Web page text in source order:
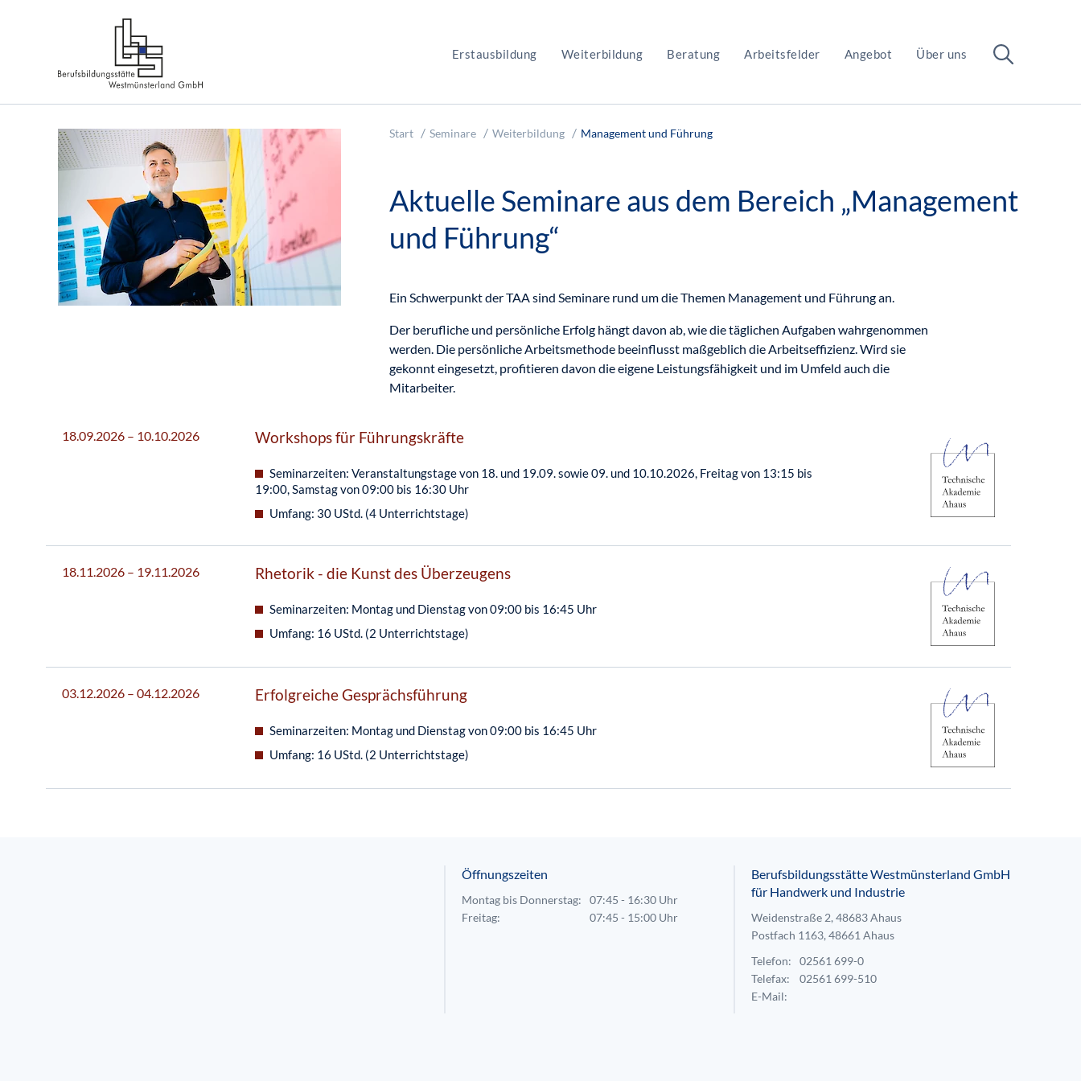
Erstausbildung Weiterbildung Beratung Arbeitsfelder Angebot Über uns
Start Seminare Weiterbildung Management und Führung
Aktuelle Seminare aus dem Bereich „Management
und Führung“
Ein Schwerpunkt der TAA sind Seminare rund um die Themen Management und Führung an.
Der berufliche und persönliche Erfolg hängt davon ab, wie die täglichen Aufgaben wahrgenommen
werden. Die persönliche Arbeitsmethode beeinflusst maßgeblich die Arbeitseffizienz. Wird sie
gekonnt eingesetzt, profitieren davon die eigene Leistungsfähigkeit und im Umfeld auch die
Mitarbeiter.
18.09.2026 – 10.10.2026 Workshops für Führungskräfte
Seminarzeiten: Veranstaltungstage von 18. und 19.09. sowie 09. und 10.10.2026, Freitag von 13:15 bis
19:00, Samstag von 09:00 bis 16:30 Uhr
Umfang: 30 UStd. (4 Unterrichtstage)
18.11.2026 – 19.11.2026 Rhetorik - die Kunst des Überzeugens
Seminarzeiten: Montag und Dienstag von 09:00 bis 16:45 Uhr
Umfang: 16 UStd. (2 Unterrichtstage)
03.12.2026 – 04.12.2026 Erfolgreiche Gesprächsführung
Seminarzeiten: Montag und Dienstag von 09:00 bis 16:45 Uhr
Umfang: 16 UStd. (2 Unterrichtstage)
Öffnungszeiten
Montag bis Donnerstag:
07:45 - 16:30 Uhr
Freitag:
07:45 - 15:00 Uhr
Berufsbildungsstätte Westmünsterland GmbH
für Handwerk und Industrie
Weidenstraße 2, 48683 Ahaus
Postfach 1163, 48661 Ahaus
Telefon:
02561 699-0
Telefax:
02561 699-510
E-Mail: